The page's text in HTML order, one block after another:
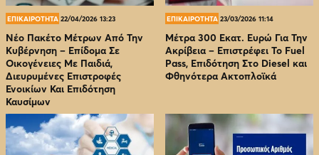
ΕΠΙΚΑΙΡΟΤΗΤΑ 22/04/2026 13:23
Νέο Πακέτο Μέτρων Από Την
Κυβέρνηση – Επίδομα Σε
Οικογένειες Με Παιδιά,
Διευρυμένες Επιστροφές
Ενοικίων Και Επιδότηση
Καυσίμων
ΕΠΙΚΑΙΡΟΤΗΤΑ 23/03/2026 11:14
Μέτρα 300 Εκατ. Ευρώ Για Την
Ακρίβεια – Επιστρέφει Το Fuel
Pass, Επιδότηση Στο Diesel και
Φθηνότερα Ακτοπλοϊκά